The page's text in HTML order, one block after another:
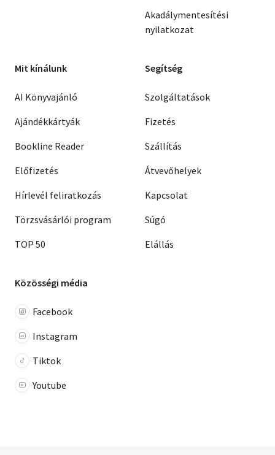
Akadálymentesítési
nyilatkozat
Mit kínálunk
AI Könyvajánló
Ajándékkártyák
Bookline Reader
Előfizetés
Hírlevél feliratkozás
Törzsvásárlói program
TOP 50
Segítség
Szolgáltatások
Fizetés
Szállítás
Átvevőhelyek
Kapcsolat
Súgó
Elállás
Közösségi média
Facebook
Instagram
Tiktok
Youtube